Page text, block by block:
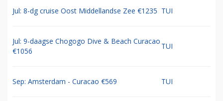
Jul: 8-dg cruise Oost Middellandse Zee €1235 TUI
Jul: 9-daagse Chogogo Dive & Beach Curacao
€1056
TUI
Sep: Amsterdam - Curacao €569 TUI